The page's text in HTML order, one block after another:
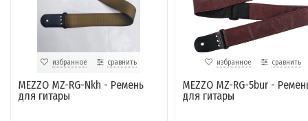
избранное сравнить
MEZZO MZ-RG-Nkh - Ремень
для гитары
избранное сравнить
MEZZO MZ-RG-5bur -
для гитары